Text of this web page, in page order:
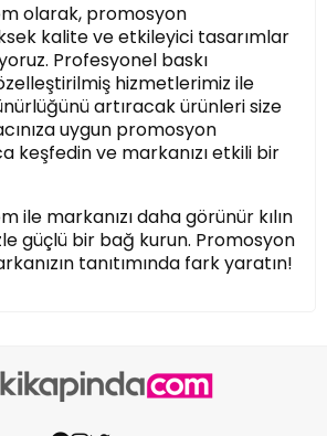
olarak, promosyon
kalite ve etkileyici tasarımlar
Profesyonel baskı
hizmetlerimiz ile
artıracak ürünleri size
uygun promosyon
keşfedin ve markanızı etkili bir
ile markanızı daha görünür kılın
güçlü bir bağ kurun. Promosyon
tanıtımında fark yaratın!